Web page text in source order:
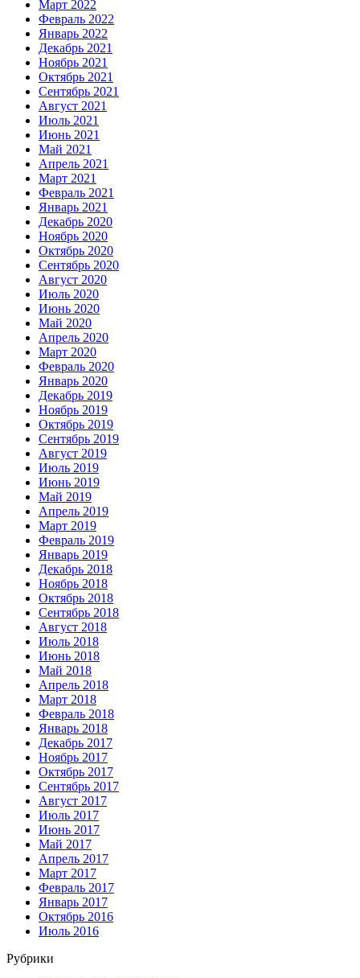
Март 2022
Февраль 2022
Январь 2022
Декабрь 2021
Ноябрь 2021
Октябрь 2021
Сентябрь 2021
Август 2021
Июль 2021
Июнь 2021
Май 2021
Апрель 2021
Март 2021
Февраль 2021
Январь 2021
Декабрь 2020
Ноябрь 2020
Октябрь 2020
Сентябрь 2020
Август 2020
Июль 2020
Июнь 2020
Май 2020
Апрель 2020
Март 2020
Февраль 2020
Январь 2020
Декабрь 2019
Ноябрь 2019
Октябрь 2019
Сентябрь 2019
Август 2019
Июль 2019
Июнь 2019
Май 2019
Апрель 2019
Март 2019
Февраль 2019
Январь 2019
Декабрь 2018
Ноябрь 2018
Октябрь 2018
Сентябрь 2018
Август 2018
Июль 2018
Июнь 2018
Май 2018
Апрель 2018
Март 2018
Февраль 2018
Январь 2018
Декабрь 2017
Ноябрь 2017
Октябрь 2017
Сентябрь 2017
Август 2017
Июль 2017
Июнь 2017
Май 2017
Апрель 2017
Март 2017
Февраль 2017
Январь 2017
Октябрь 2016
Июль 2016
Рубрики